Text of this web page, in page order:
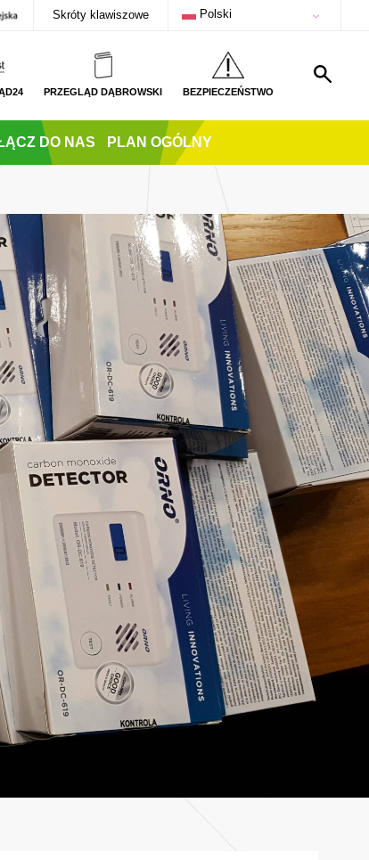
Skróty klawiszowe Polski
PRZEGLĄD DĄBROWSKI BEZPIECZEŃSTWO
DO NAS PLAN OGÓLNY